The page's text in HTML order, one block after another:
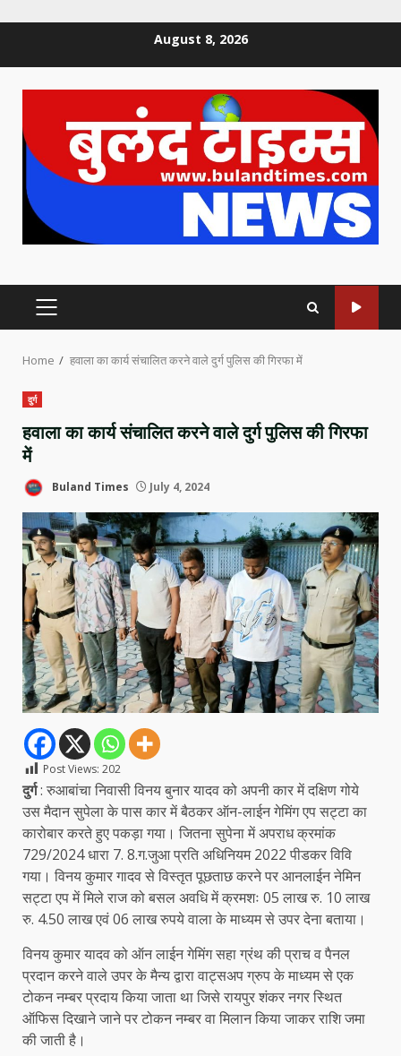
August 8, 2026
PRIMARY
Home हवाला का कार्य संचालित करने वाले दुर्ग पुलिस की गिरफा में
दुर्ग
हवाला का कार्य संचालित करने वाले दुर्ग पुलिस की गिरफा
में
Buland Times July 4, 2024
Post Views: 202
दुर्ग: रुआबांचा निवासी विनय बुनार यादव को अपनी कार में दक्षिण गोये
उस मैदान सुपेला के पास कार में बैठकर ऑन-लाईन गेमिंग एप सट्टा का
कारोबार करते हुए पकड़ा गया। जितना सुपेना में अपराध क्रमांक
729/2024 धारा 7. 8.ग.जुआ प्रति अधिनियम 2022 पीडकर विवि
गया। विनय कुमार गादव से विस्तृत पूछताछ करने पर आनलाईन नेमिन
सट्टा एप में मिले राज को बसल अवधि में क्रमशः 05 लाख रु. 10 लाख
रु. 4.50 लाख एवं 06 लाख रुपये वाला के माध्यम से उपर देना बताया।
विनय कुमार यादव को ऑन लाईन गेमिंग सहा ग्रंथ की प्राच व पैनल
प्रदान करने वाले उपर के मैन्य द्वारा वाट्सअप ग्रुप के माध्यम से एक
टोकन नम्बर प्रदाय किया जाता था जिसे रायपुर शंकर नगर स्थित
ऑफिस दिखाने जाने पर टोकन नम्बर वा मिलान किया जाकर राशि जमा
की जाती है।